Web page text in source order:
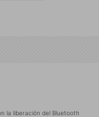
la liberación del Bluetooth